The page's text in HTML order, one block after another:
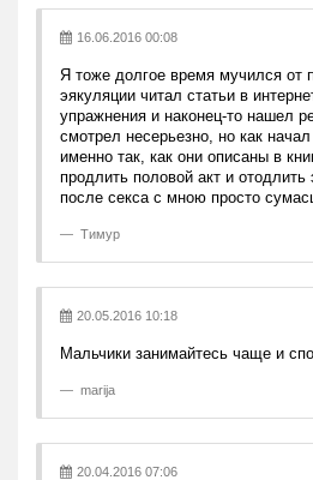
16.06.2016 00:08
Я тоже долгое время мучился от
эякуляции читал статьи в
упражнения и наконец-то нашел
смотрел несерьезно, но как
именно так, как они описаны в
продлить половой акт и
после секса с мною просто
Тимур
20.05.2016 10:18
Мальчики занимайтесь чаще и
marija
20.04.2016 07:06